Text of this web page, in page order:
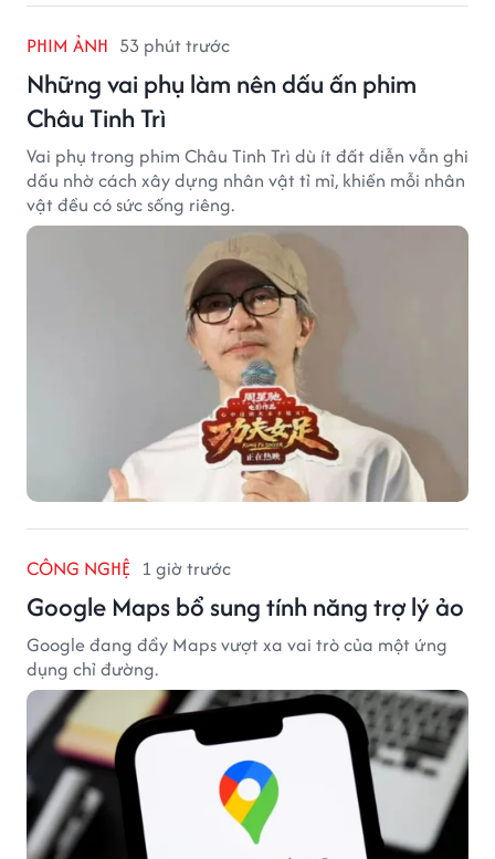
PHIM ẢNH 53 phút trước
Những vai phụ làm nên dấu ấn phim
Châu Tinh Trì
Vai phụ trong phim Châu Tinh Trì dù ít đất diễn vẫn ghi
dấu nhờ cách xây dựng nhân vật tỉ mỉ, khiến mỗi nhân
vật đều có sức sống riêng.
CÔNG NGHỆ 1 giờ trước
Google Maps bổ sung tính năng trợ lý ảo
Google đang đẩy Maps vượt xa vai trò của một ứng
dụng chỉ đường.